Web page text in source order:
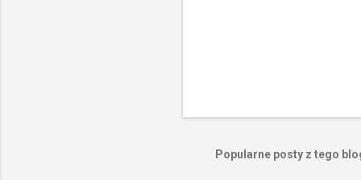
Popularne posty z tego